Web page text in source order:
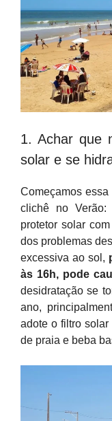
1. Achar que
solar e se
Começamos
clichê no
protetor solar
dos problemas
excessiva ao sol,
às 16h, pode
desidratação se
ano,
adote o filtro
de praia e beba